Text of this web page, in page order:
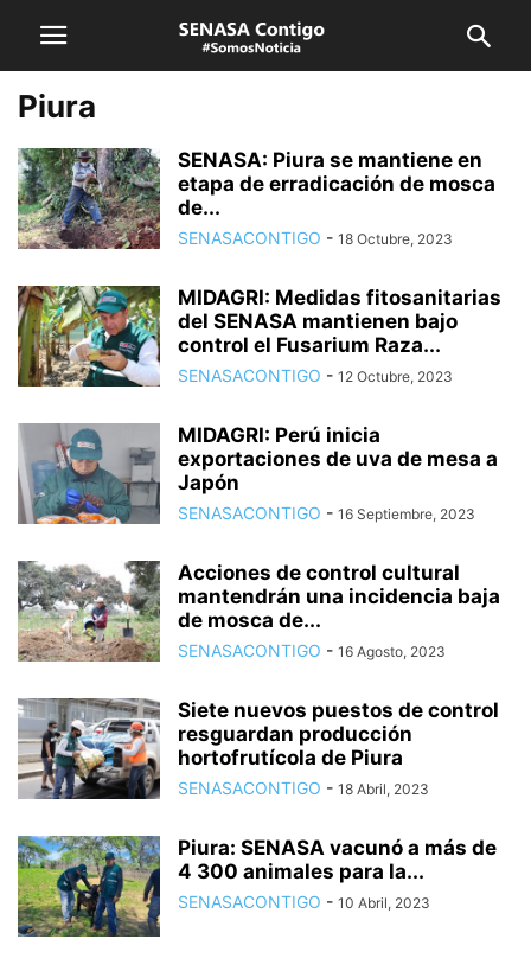
Piura
SENASA: Piura se mantiene en
etapa de erradicación de mosca
de...
SENASACONTIGO - 18 Octubre, 2023
MIDAGRI: Medidas fitosanitarias
del SENASA mantienen bajo
control el Fusarium Raza...
SENASACONTIGO - 12 Octubre, 2023
MIDAGRI: Perú inicia
exportaciones de uva de mesa a
Japón
SENASACONTIGO - 16 Septiembre, 2023
Acciones de control cultural
mantendrán una incidencia baja
de mosca de...
SENASACONTIGO - 16 Agosto, 2023
Siete nuevos puestos de control
resguardan producción
hortofrutícola de Piura
SENASACONTIGO - 18 Abril, 2023
Piura: SENASA vacunó a más de
4 300 animales para la...
SENASACONTIGO - 10 Abril, 2023